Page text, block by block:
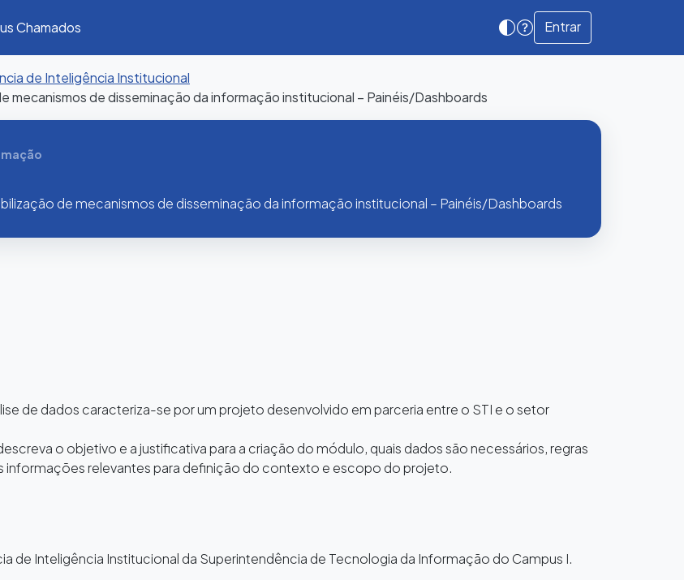
Chamados Entrar
de Inteligência Institucional
de disseminação da informação institucional – Painéis/Dashboards
de mecanismos de disseminação da informação institucional – Painéis/Dashboards
de dados caracteriza-se por um projeto desenvolvido em parceria entre o STI e o setor
o objetivo e a justificativa para a criação do módulo, quais dados são necessários, regras
informações relevantes para definição do contexto e escopo do projeto.
de Inteligência Institucional da Superintendência de Tecnologia da Informação do Campus I.